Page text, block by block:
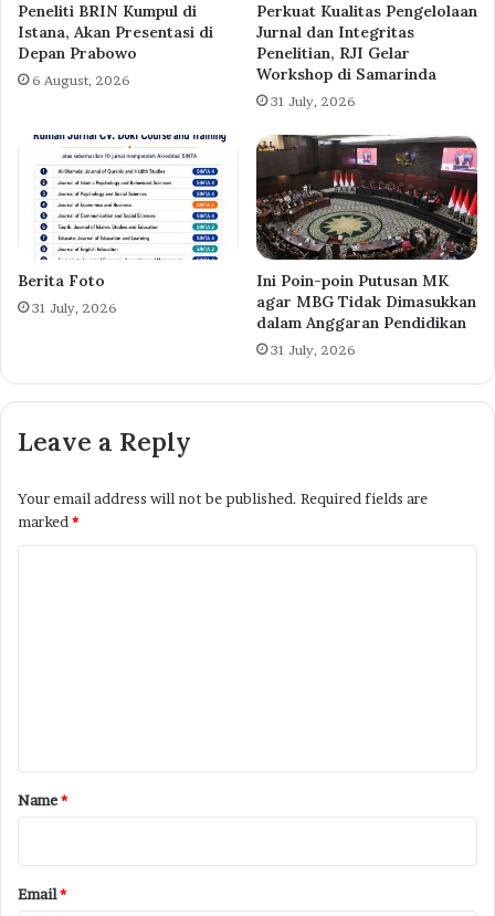
Peneliti BRIN Kumpul di
Istana, Akan Presentasi di
Depan Prabowo
6 August, 2026
Perkuat Kualitas Pengelolaan
Jurnal dan Integritas
Penelitian, RJI Gelar
Workshop di Samarinda
31 July, 2026
Berita Foto
31 July, 2026
Ini Poin-poin Putusan MK
agar MBG Tidak Dimasukkan
dalam Anggaran Pendidikan
31 July, 2026
Leave a Reply
Your email address will not be published. Required fields are
marked*
*
Name*
Email*